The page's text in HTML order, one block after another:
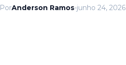
PorAnderson Ramos-junho 24, 2026